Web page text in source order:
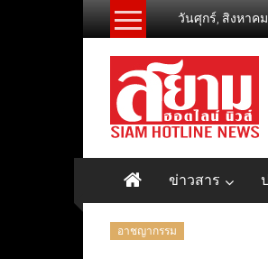
วันศุกร์, สิงหาคม
ข่าวสาร
อาชญากรรม